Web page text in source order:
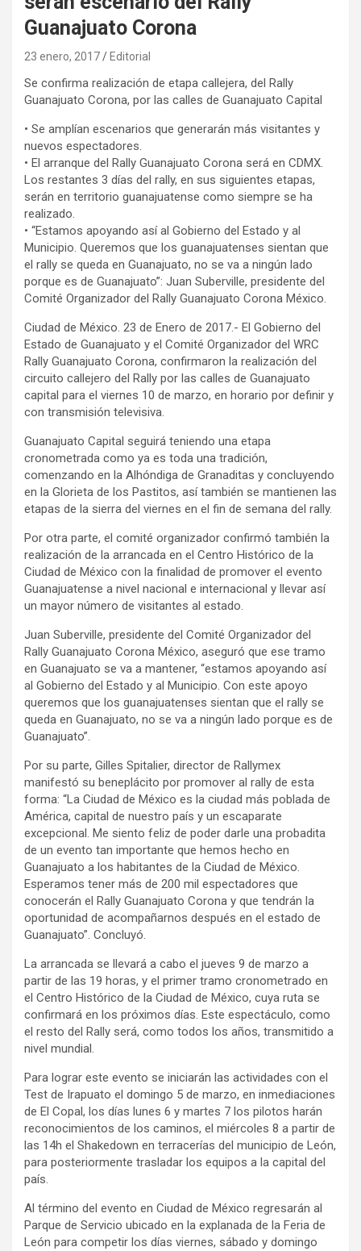
Guanajuato Corona
23 enero, 2017 Editorial
Se confirma realización de etapa callejera, del Rally
Guanajuato Corona, por las calles de Guanajuato Capital
• Se amplían escenarios que generarán más visitantes y
nuevos espectadores.
• El arranque del Rally Guanajuato Corona será en CDMX.
Los restantes 3 días del rally, en sus siguientes etapas,
serán en territorio guanajuatense como siempre se ha
realizado.
• “Estamos apoyando así al Gobierno del Estado y al
Municipio. Queremos que los guanajuatenses sientan que
el rally se queda en Guanajuato, no se va a ningún lado
porque es de Guanajuato”: Juan Suberville, presidente del
Comité Organizador del Rally Guanajuato Corona México.
Ciudad de México. 23 de Enero de 2017.- El Gobierno del
Estado de Guanajuato y el Comité Organizador del WRC
Rally Guanajuato Corona, confirmaron la realización del
circuito callejero del Rally por las calles de Guanajuato
capital para el viernes 10 de marzo, en horario por definir y
con transmisión televisiva.
Guanajuato Capital seguirá teniendo una etapa
cronometrada como ya es toda una tradición,
comenzando en la Alhóndiga de Granaditas y concluyendo
en la Glorieta de los Pastitos, así también se mantienen las
etapas de la sierra del viernes en el fin de semana del rally.
Por otra parte, el comité organizador confirmó también la
realización de la arrancada en el Centro Histórico de la
Ciudad de México con la finalidad de promover el evento
Guanajuatense a nivel nacional e internacional y llevar así
un mayor número de visitantes al estado.
Juan Suberville, presidente del Comité Organizador del
Rally Guanajuato Corona México, aseguró que ese tramo
en Guanajuato se va a mantener, “estamos apoyando así
al Gobierno del Estado y al Municipio. Con este apoyo
queremos que los guanajuatenses sientan que el rally se
queda en Guanajuato, no se va a ningún lado porque es de
Guanajuato”.
Por su parte, Gilles Spitalier, director de Rallymex
manifestó su beneplácito por promover al rally de esta
forma: “La Ciudad de México es la ciudad más poblada de
América, capital de nuestro país y un escaparate
excepcional. Me siento feliz de poder darle una probadita
de un evento tan importante que hemos hecho en
Guanajuato a los habitantes de la Ciudad de México.
Esperamos tener más de 200 mil espectadores que
conocerán el Rally Guanajuato Corona y que tendrán la
oportunidad de acompañarnos después en el estado de
Guanajuato”. Concluyó.
La arrancada se llevará a cabo el jueves 9 de marzo a
partir de las 19 horas, y el primer tramo cronometrado en
el Centro Histórico de la Ciudad de México, cuya ruta se
confirmará en los próximos días. Este espectáculo, como
el resto del Rally será, como todos los años, transmitido a
nivel mundial.
Para lograr este evento se iniciarán las actividades con el
Test de Irapuato el domingo 5 de marzo, en inmediaciones
de El Copal, los días lunes 6 y martes 7 los pilotos harán
reconocimientos de los caminos, el miércoles 8 a partir de
las 14h el Shakedown en terracerías del municipio de León,
para posteriormente trasladar los equipos a la capital del
país.
Al término del evento en Ciudad de México regresarán al
Parque de Servicio ubicado en la explanada de la Feria de
León para competir los días viernes, sábado y domingo